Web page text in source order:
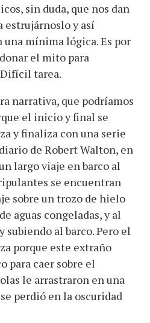
sin duda, que nos dan
estrujárnoslo y así
una mínima lógica. Es por
el mito para
tarea.
narrativa, que podríamos
el inicio y final se
y finaliza con una serie
de Robert Walton, en
largo viaje en barco al
se encuentran
sobre un trozo de hielo
aguas congeladas, y al
subiendo al barco. Pero el
porque este extraño
para caer sobre el
le arrastraron en una
perdió en la oscuridad